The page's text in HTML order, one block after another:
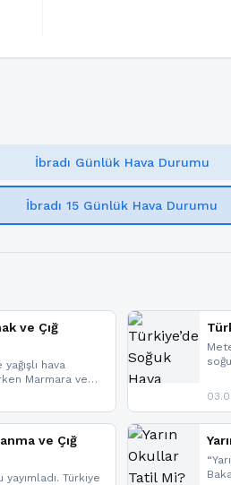
İbradı Günlük Hava Durumu
İbradı 15 Günlük Hava Durumu
ve Çığ
hava
Marmara ve
tehlikesi
ve Çığ
Türkiye